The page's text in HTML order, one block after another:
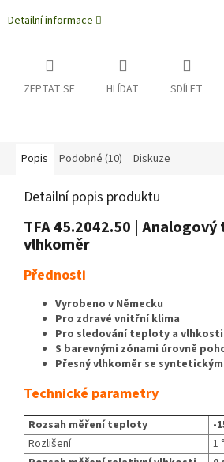
Detailní informace
ZEPTAT SE HLÍDAT SDÍLET
Popis Podobné (10) Diskuze
Detailní popis produktu
TFA 45.2042.50 |
vlhkoměr
Přednosti
Vyrobeno v Německu
Pro zdravé vnitřní klima
Pro sledování teploty a vlhkosti
S barevnými zónami úrovně
Přesný vlhkoměr se
Technické parametry
Rozsah měření teploty
-
Rozlišení
1